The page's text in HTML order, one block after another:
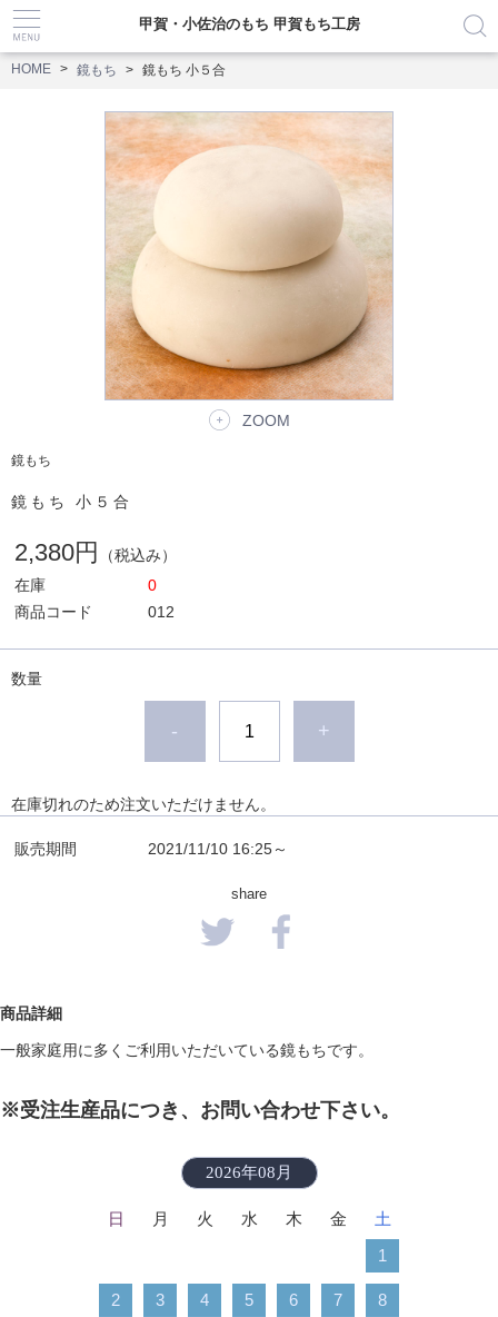
甲賀・小佐治のもち 甲賀もち工房
HOME 鏡もち 鏡もち 小５合
ZOOM
鏡もち
鏡もち 小５合
2,380円
（税込み）
在庫
0
商品コード
012
数量
- +
在庫切れのため注文いただけません。
販売期間 2021/11/10 16:25～
share
商品詳細
一般家庭用に多くご利用いただいている鏡もちです。
※受注生産品につき、お問い合わせ下さい。
2026年08月
日 月 火 水 木 金
土
1
2 3 4 5 6 7 8